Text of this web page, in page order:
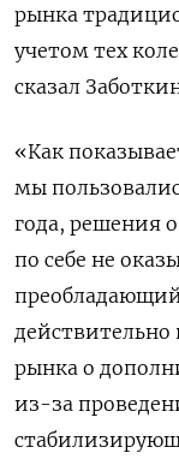
рынка
учетом тех
сказал
«Как
мы
года, решения
по себе не
преобладающий
рынка о
из-за